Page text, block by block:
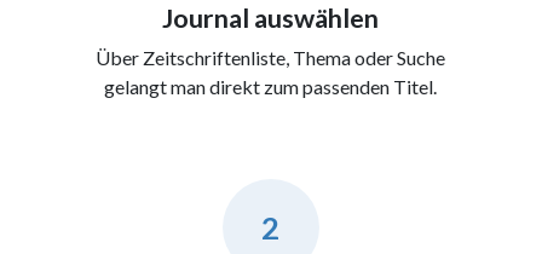
Journal auswählen
Über Zeitschriftenliste, Thema oder Suche
gelangt man direkt zum passenden Titel.
2